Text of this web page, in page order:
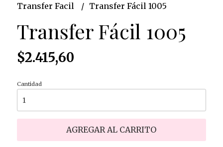
Transfer Facil
Transfer Fácil 1005
Transfer Fácil 1005
$2.415,60
Cantidad
AGREGAR AL CARRITO